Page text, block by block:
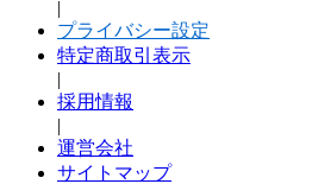
|
プライバシー設定
特定商取引表示
|
採用情報
|
運営会社
サイトマップ